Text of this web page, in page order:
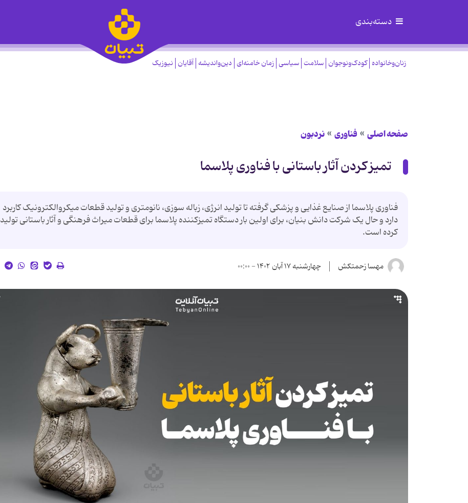
دسته‌بندی
زنان‌وخانواده کودک‌ونوجوان سلامت سیاسی زمان خامنه‌ای دین‌واندیشه آقایان نیوزیک
صفحه اصلی فناوری نردبون
تمیز کردن آثار باستانی با فناوری پلاسما
فناوری پلاسما از صنایع غذایی و پزشکی گرفته تا تولید انرژی، زباله سوزی، نانومتری و تولید قطعات میکروالکترونیک کاربرد
دارد و حال یک شرکت دانش بنیان، برای اولین بار دستگاه تمیزکننده پلاسما برای قطعات میراث فرهنگی و آثار باستانی تولید
کرده است.
مهسا زحمتکش چهارشنبه ۱۷ آبان ۱۴۰۲ - ۰۰:۰۰